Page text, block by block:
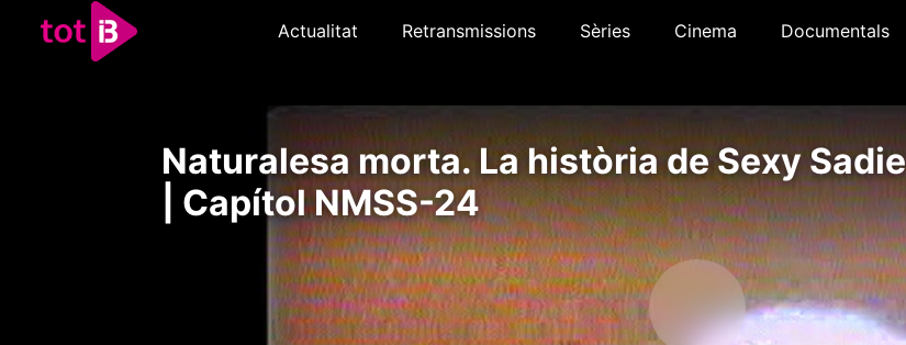
Actualitat Retransmissions Sèries Cinema Documentals
Naturalesa morta. La història de Sexy Sadie
| Capítol NMSS-24